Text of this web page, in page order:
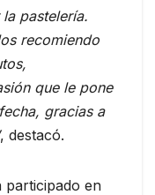
pastelería.
recomiendo
que le pone
gracias a
, destacó.
participado en